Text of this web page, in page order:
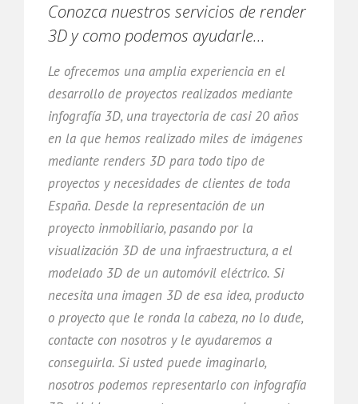
Conozca nuestros servicios de render
3D y como podemos ayudarle...
Le ofrecemos una amplia experiencia en el
desarrollo de proyectos realizados mediante
infografía 3D, una trayectoria de casi 20 años
en la que hemos realizado miles de imágenes
mediante renders 3D para todo tipo de
proyectos y necesidades de clientes de toda
España. Desde la representación de un
proyecto inmobiliario, pasando por la
visualización 3D de una infraestructura, a el
modelado 3D de un automóvil eléctrico. Si
necesita una imagen 3D de esa idea, producto
o proyecto que le ronda la cabeza, no lo dude,
contacte con nosotros y le ayudaremos a
conseguirla. Si usted puede imaginarlo,
nosotros podemos representarlo con infografía